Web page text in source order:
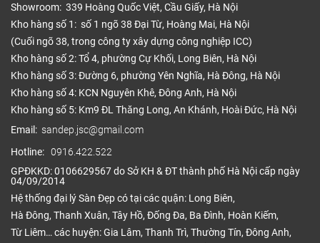
Showroom: 339 Hoàng Quốc Việt, Cầu Giấy, Hà Nội
Kho hàng số 1: số 1 ngõ 38 Đại Từ, Hoàng Mai, Hà Nội
(Cuối ngõ 38, trong công ty xây dựng công nghiệp ICC)
Kho hàng số 2: Tổ 4, phường Cự Khối, Long Biên, Hà Nội
Kho hàng số 3: Đường 6, phường Yên Nghĩa, Hà Đông, Hà Nội
Kho hàng số 4: KCN Nguyên Khê, Đông Anh, Hà Nội
Kho hàng số 5: Km9 ĐL Thăng Long, An Khánh, Hoài Đức, Hà Nội
Email: sandep.jsc@gmail.com
Hotline: 0916.422.522
GPĐKKD: 0106629567 do Sở KH & ĐT thành phố Hà Nội cấp ngày
04/09/2014
Hệ thống đại lý Sàn Đẹp có tại các quận: Long Biên,
Hà Đông, Thanh Xuân, Tây Hồ, Đống Đa, Ba Đình, Hoàn Kiếm,
Từ Liêm… các huyện: Gia Lâm, Thanh Trì, Thường Tín, Đông Anh,